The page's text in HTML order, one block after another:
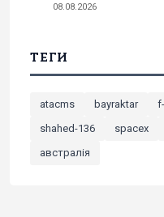
08.08.2026
ТЕГИ
atacms bayraktar
shahed-136
spacex
австралія